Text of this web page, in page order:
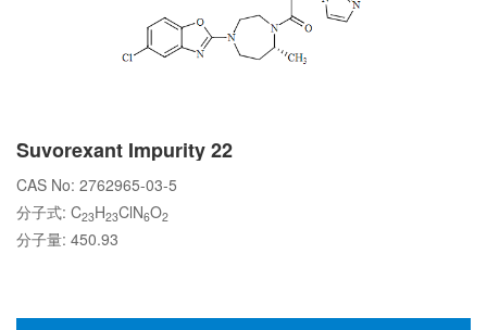
Suvorexant Impurity 22
CAS No: 2762965-03-5
分子式: C23H23ClN6O2
分子量: 450.93